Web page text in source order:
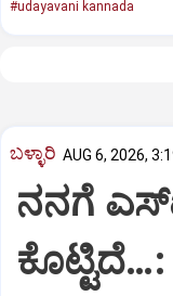
#udayavani kannada
ಬಳ್ಳಾರಿ AUG 6, 2026,
ನನಗೆ